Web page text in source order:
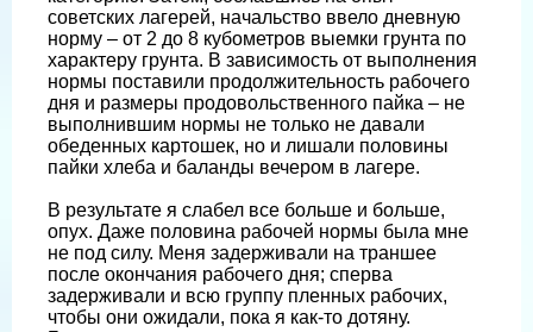
советских лагерей, начальство ввело дневную
норму – от 2 до 8 кубометров выемки грунта по
характеру грунта. В зависимость от выполнения
нормы поставили продолжительность рабочего
дня и размеры продовольственного пайка – не
выполнившим нормы не только не давали
обеденных картошек, но и лишали половины
пайки хлеба и баланды вечером в лагере.
В результате я слабел все больше и больше,
опух. Даже половина рабочей нормы была мне
не под силу. Меня задерживали на траншее
после окончания рабочего дня; сперва
задерживали и всю группу пленных рабочих,
чтобы они ожидали, пока я как-то дотяну.